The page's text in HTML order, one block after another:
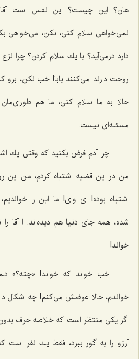
هان؟ این چیست؟ این نفس است
نمی‌خواهی سلام كنی، نكن، می‌خواهی
دارد درمی‌آید؟ با یك سلام كردن؟ چرا
روحت دارند می‌كنند بابا! خب نكن، برو
حالا به ما سلام كنی، ما هم
مسئله‌ای نیست.
چرا آدم فرض بكنید كه وقتی یك
من در این قضیه اشتباه كردم، من این
اشتباه بوده! ای وای! ما این را
شده، همه جای دنیا هم دیده‌اند: ا آقا را
خواند!
خب خواند كه خواند! «چته؟»
خواندم، حالا عوضش می‌كنم! چه اشكال
اگر یكی منتظر است كه خلاصه حرف بدون
آرزو را به گور ببرد، فقط یك نفر است